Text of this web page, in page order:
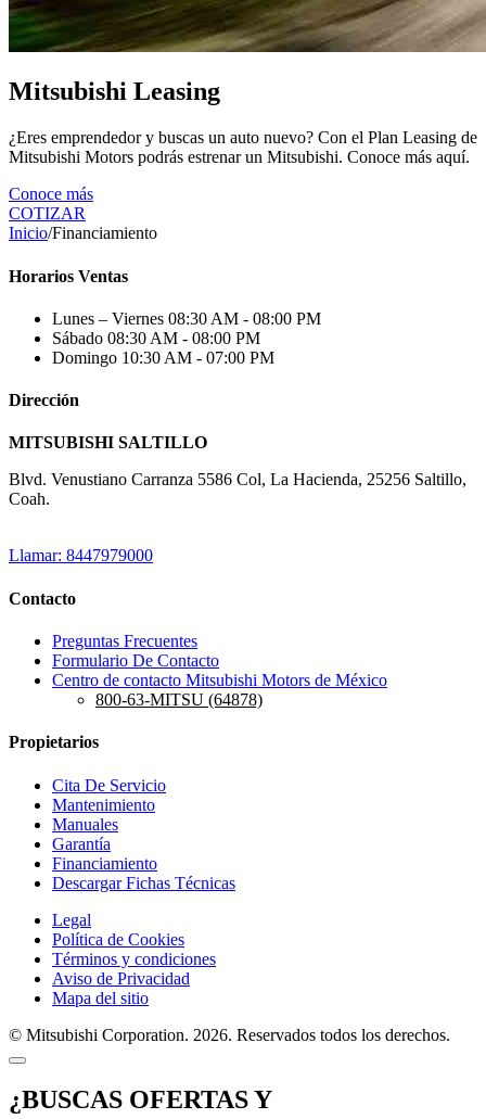
Mitsubishi Leasing
¿Eres emprendedor y buscas un auto nuevo? Con el Plan Leasing de
Mitsubishi Motors podrás estrenar un Mitsubishi. Conoce más aquí.
Conoce más
COTIZAR
Inicio/Financiamiento
Horarios Ventas
Lunes – Viernes 08:30 AM - 08:00 PM
Sábado 08:30 AM - 08:00 PM
Domingo 10:30 AM - 07:00 PM
Dirección
MITSUBISHI SALTILLO
Blvd. Venustiano Carranza 5586 Col, La Hacienda, 25256 Saltillo,
Coah.
Llamar: 8447979000
Contacto
Preguntas Frecuentes
Formulario De Contacto
Centro de contacto Mitsubishi Motors de México
800-63-MITSU (64878)
Propietarios
Cita De Servicio
Mantenimiento
Manuales
Garantía
Financiamiento
Descargar Fichas Técnicas
Legal
Política de Cookies
Términos y condiciones
Aviso de Privacidad
Mapa del sitio
© Mitsubishi Corporation. 2026. Reservados todos los derechos.
¿BUSCAS OFERTAS Y